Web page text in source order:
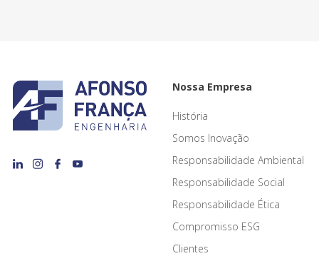
Nossa Empresa
História
Somos Inovação
Responsabilidade Ambiental
Responsabilidade Social
Responsabilidade Ética
Compromisso ESG
Clientes